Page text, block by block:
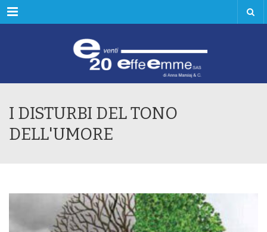
Menu
I DISTURBI DEL TONO
DELL'UMORE